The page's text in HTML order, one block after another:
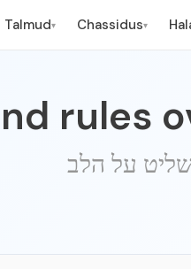
Talmud▾ Chassidus▾
rules
על הלב